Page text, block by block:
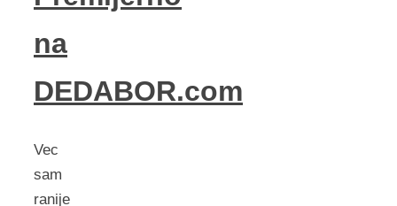
na
DEDABOR.com
Vec
sam
ranije